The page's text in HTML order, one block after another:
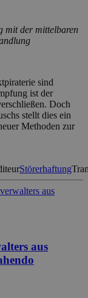
mit der mittelbaren
sind
ist der
Doch
stellt dies ein
Methoden zur
Störerhaftung
aus